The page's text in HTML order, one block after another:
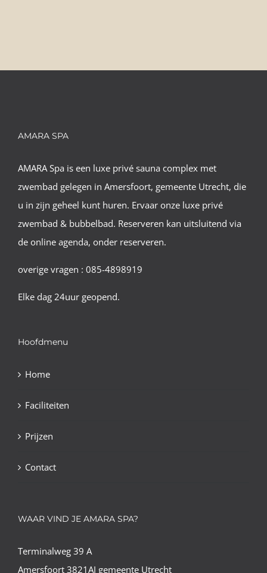
AMARA SPA
AMARA Spa is een luxe privé sauna complex met
zwembad gelegen in Amersfoort, gemeente Utrecht, die
u in zijn geheel kunt huren. Ervaar onze luxe privé
zwembad & bubbelbad. Reserveren kan uitsluitend via
de online agenda, onder reserveren.
overige vragen : 085-4898919
Elke dag 24uur geopend.
Hoofdmenu
Home
Faciliteiten
Prijzen
Contact
WAAR VIND JE AMARA SPA?
Terminalweg 39 A
Amersfoort 3821AJ gemeente Utrecht